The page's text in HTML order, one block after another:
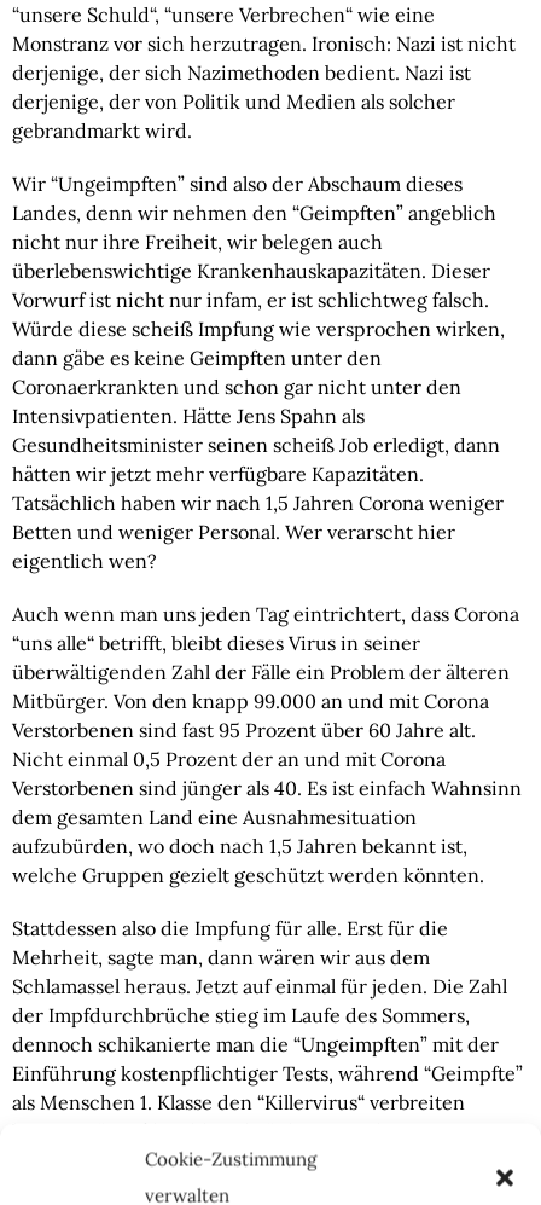
Cookie-Zustimmung
verwalten
“unsere Schuld“, “unsere Verbrechen“ wie eine
Monstranz vor sich herzutragen. Ironisch: Nazi ist nicht
derjenige, der sich Nazimethoden bedient. Nazi ist
derjenige, der von Politik und Medien als solcher
gebrandmarkt wird.
Wir “Ungeimpften” sind also der Abschaum dieses
Landes, denn wir nehmen den “Geimpften” angeblich
nicht nur ihre Freiheit, wir belegen auch
überlebenswichtige Krankenhauskapazitäten. Dieser
Vorwurf ist nicht nur infam, er ist schlichtweg falsch.
Würde diese scheiß Impfung wie versprochen wirken,
dann gäbe es keine Geimpften unter den
Coronaerkrankten und schon gar nicht unter den
Intensivpatienten. Hätte Jens Spahn als
Gesundheitsminister seinen scheiß Job erledigt, dann
hätten wir jetzt mehr verfügbare Kapazitäten.
Tatsächlich haben wir nach 1,5 Jahren Corona weniger
Betten und weniger Personal. Wer verarscht hier
eigentlich wen?
Auch wenn man uns jeden Tag eintrichtert, dass Corona
“uns alle“ betrifft, bleibt dieses Virus in seiner
überwältigenden Zahl der Fälle ein Problem der älteren
Mitbürger. Von den knapp 99.000 an und mit Corona
Verstorbenen sind fast 95 Prozent über 60 Jahre alt.
Nicht einmal 0,5 Prozent der an und mit Corona
Verstorbenen sind jünger als 40. Es ist einfach Wahnsinn
dem gesamten Land eine Ausnahmesituation
aufzubürden, wo doch nach 1,5 Jahren bekannt ist,
welche Gruppen gezielt geschützt werden könnten.
Stattdessen also die Impfung für alle. Erst für die
Mehrheit, sagte man, dann wären wir aus dem
Schlamassel heraus. Jetzt auf einmal für jeden. Die Zahl
der Impfdurchbrüche stieg im Laufe des Sommers,
dennoch schikanierte man die “Ungeimpften” mit der
Einführung kostenpflichtiger Tests, während “Geimpfte”
als Menschen 1. Klasse den “Killervirus“ verbreiten
Euphemismus. Etwas, das nicht wirkt, muss nicht erst
durchbrochen werden, oder?